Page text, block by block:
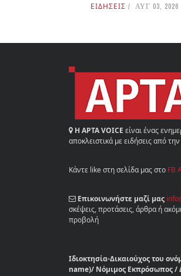
ΕΙΔΗΣΕΙΣ ΑΥΓ 03, 2026
Η ΑΡΤΑ VOICE είναι ένας
αποκλειστικά με ειδήσεις από
Κάντε like στη σελίδα μας στο FB
Επικοινωνήστε μαζί μας
σκέψεις, προτάσεις, άρθρα ή
προβολή
Ιδιοκτησία-Δικαιούχος του
name)/ Νόμιμος Εκπρόσωπος /